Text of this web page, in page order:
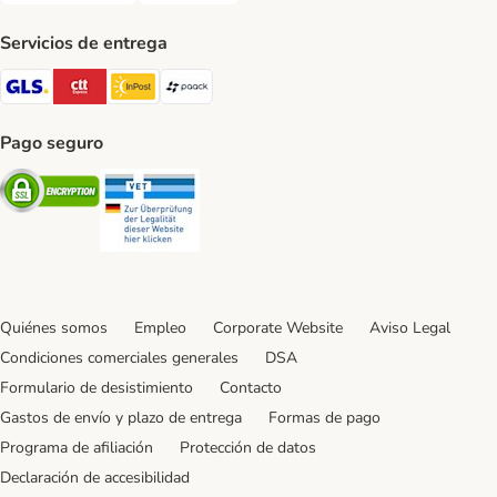
Servicios de entrega
GLS Shipping Method
CTTExpress Shipping Method
InPost Shipping Method
paack Shipping Method
Pago seguro
Security
Quiénes somos Empleo Corporate Website
Aviso Legal
Condiciones comerciales generales
DSA
Formulario de desistimiento
Contacto
Gastos de envío y plazo de entrega
Formas de pago
Programa de afiliación
Protección de datos
Declaración de accesibilidad